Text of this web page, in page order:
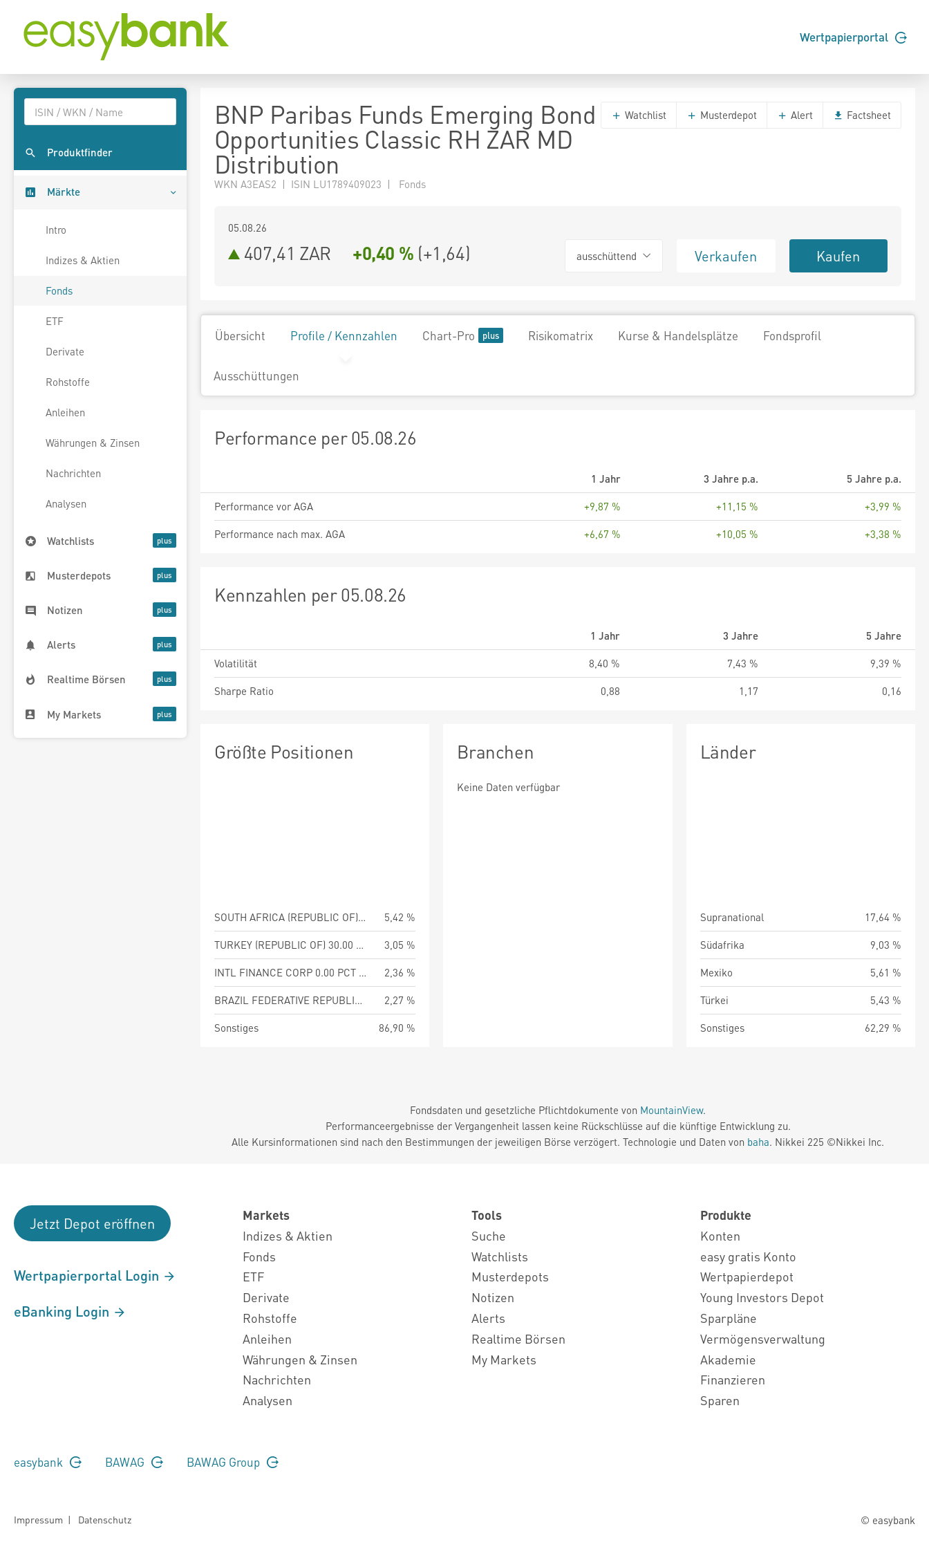
Wertpapierportal
Produktfinder
Märkte
Intro
Indizes & Aktien
Fonds
ETF
Derivate
Rohstoffe
Anleihen
Währungen & Zinsen
Nachrichten
Analysen
Watchlists
Musterdepots
Notizen
Alerts
Realtime Börsen
My Markets
BNP Paribas Funds Emerging Bond
Opportunities Classic RH ZAR MD
Distribution
WKN A3EAS2 | ISIN LU1789409023 | Fonds
Watchlist Musterdepot Alert Factsheet
05.08.26
407,41 ZAR +0,40 % (+1,64) ausschüttend Verkaufen Kaufen
Übersicht Profile / Kennzahlen Chart-Pro Risikomatrix Kurse & Handelsplätze Fondsprofil
Ausschüttungen
Performance per 05.08.26
1 Jahr 3 Jahre p.a.
5 Jahre p.a.
Performance vor AGA
+9,87 % +11,15 %
+3,99 %
Performance nach max. AGA
+6,67 % +10,05 % +3,38 %
Kennzahlen per 05.08.26
1 Jahr 3 Jahre
5 Jahre
Volatilität
8,40 % 7,43 %
9,39 %
Sharpe Ratio
0,88 1,17 0,16
Größte Positionen
SOUTH AFRICA (REPUBLIC OF) 8.50 PCT
5,42 %
TURKEY (REPUBLIC OF) 30.00 PCT 12-SEP-2029
3,05 %
INTL FINANCE CORP 0.00 PCT 01-FEB-2038
2,36 %
BRAZIL FEDERATIVE REPUBLIC OF
2,27 %
Sonstiges
86,90 %
Branchen
Keine Daten verfügbar
Länder
Supranational
17,64 %
Südafrika
9,03 %
Mexiko
5,61 %
Türkei
5,43 %
Sonstiges
62,29 %
Fondsdaten und gesetzliche Pflichtdokumente von MountainView.
Performanceergebnisse der Vergangenheit lassen keine Rückschlüsse auf die künftige Entwicklung zu.
Alle Kursinformationen sind nach den Bestimmungen der jeweiligen Börse verzögert. Technologie und Daten von baha. Nikkei 225 ©Nikkei Inc.
Jetzt Depot eröffnen
Wertpapierportal Login
eBanking Login
Markets
Indizes & Aktien
Fonds
ETF
Derivate
Rohstoffe
Anleihen
Währungen & Zinsen
Nachrichten
Analysen
Tools
Suche
Watchlists
Musterdepots
Notizen
Alerts
Realtime Börsen
My Markets
Produkte
Konten
easy gratis Konto
Wertpapierdepot
Young Investors Depot
Sparpläne
Vermögensverwaltung
Akademie
Finanzieren
Sparen
easybank BAWAG BAWAG Group
Impressum | Datenschutz © easybank